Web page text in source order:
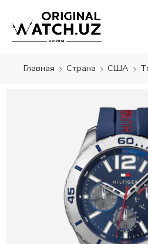
Главная Страна США